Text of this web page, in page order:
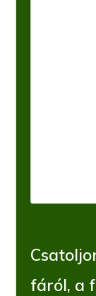
fáról, a